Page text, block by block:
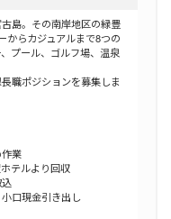
島。その南岸地区の緑豊
からカジュアルまで8つの
プール、ゴルフ場、温泉
職ポジションを募集しま
業
テルより回収
口現金引き出し